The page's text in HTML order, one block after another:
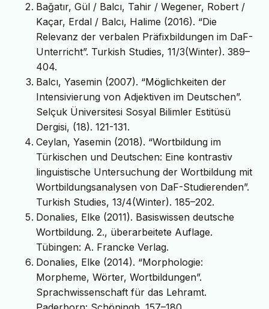
Bağatır, Gül / Balcı, Tahir / Wegener, Robert /
Kaçar, Erdal / Balcı, Halime (2016). “Die
Relevanz der verbalen Präfixbildungen im DaF-
Unterricht”. Turkish Studies, 11/3(Winter). 389–
404.
Balcı, Yasemin (2007). “Möglichkeiten der
Intensivierung von Adjektiven im Deutschen”.
Selçuk Üniversitesi Sosyal Bilimler Estitüsü
Dergisi, (18). 121-131.
Ceylan, Yasemin (2018). “Wortbildung im
Türkischen und Deutschen: Eine kontrastiv
linguistische Untersuchung der Wortbildung mit
Wortbildungsanalysen von DaF-Studierenden”.
Turkish Studies, 13/4(Winter). 185–202.
Donalies, Elke (2011). Basiswissen deutsche
Wortbildung. 2., überarbeitete Auflage.
Tübingen: A. Francke Verlag.
Donalies, Elke (2014). “Morphologie:
Morpheme, Wörter, Wortbildungen”.
Sprachwissenschaft für das Lehramt.